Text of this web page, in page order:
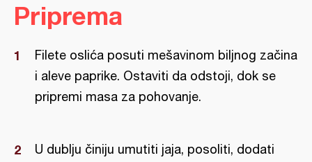
Priprema
Filete oslića posuti mešavinom biljnog začina
i aleve paprike. Ostaviti da odstoji, dok se
pripremi masa za pohovanje.
U dublju činiju umutiti jaja, posoliti, dodati